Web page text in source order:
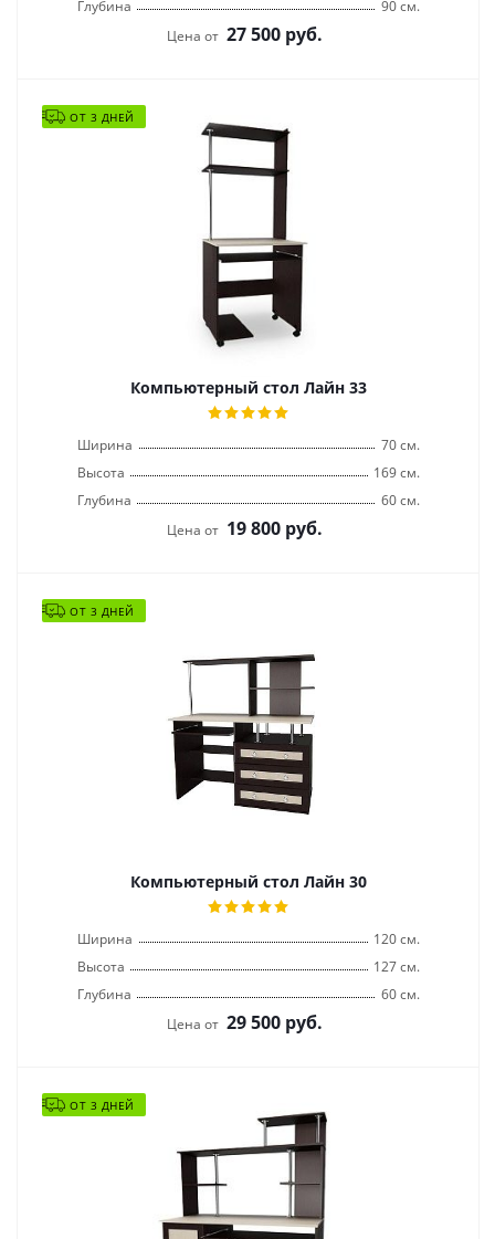
Глубина
90 см.
Цена от 27 500 руб.
ОТ 3 ДНЕЙ
Компьютерный стол Лайн 33
Ширина
70 см.
Высота
169 см.
Глубина
60 см.
Цена от 19 800 руб.
ОТ 3 ДНЕЙ
Компьютерный стол Лайн 30
Ширина
120 см.
Высота
127 см.
Глубина
60 см.
Цена от 29 500 руб.
ОТ 3 ДНЕЙ